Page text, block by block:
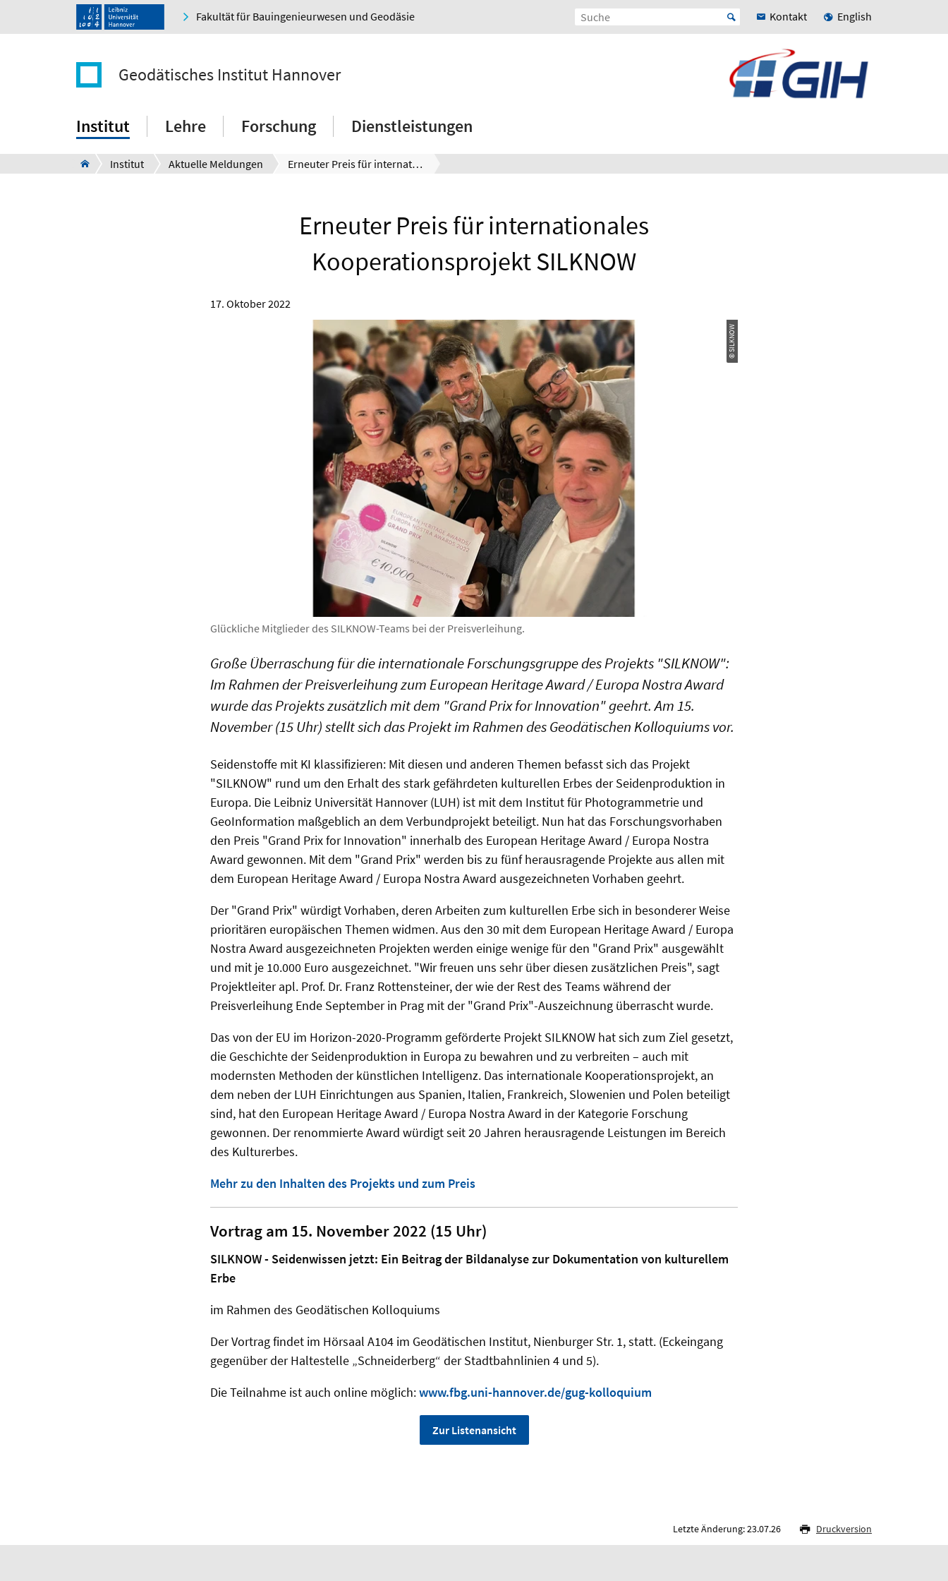
Fakultät für Bauingenieurwesen und Geodäsie Kontakt English
Geodätisches Institut Hannover
Institut Lehre Forschung Dienstleistungen
Institut Aktuelle Meldungen Erneuter Preis für internationales Kooperationsprojekt SILKNOW
Erneuter Preis für internationales
Kooperationsprojekt SILKNOW
17. Oktober 2022
© SILKNOW
Glückliche Mitglieder des SILKNOW-Teams bei der Preisverleihung.
Große Überraschung für die internationale Forschungsgruppe des Projekts "SILKNOW":
Im Rahmen der Preisverleihung zum European Heritage Award / Europa Nostra Award
wurde das Projekts zusätzlich mit dem "Grand Prix for Innovation" geehrt. Am 15.
November (15 Uhr) stellt sich das Projekt im Rahmen des Geodätischen Kolloquiums vor.
Seidenstoffe mit KI klassifizieren: Mit diesen und anderen Themen befasst sich das Projekt
"SILKNOW" rund um den Erhalt des stark gefährdeten kulturellen Erbes der Seidenproduktion in
Europa. Die Leibniz Universität Hannover (LUH) ist mit dem Institut für Photogrammetrie und
GeoInformation maßgeblich an dem Verbundprojekt beteiligt. Nun hat das Forschungsvorhaben
den Preis "Grand Prix for Innovation" innerhalb des European Heritage Award / Europa Nostra
Award gewonnen. Mit dem "Grand Prix" werden bis zu fünf herausragende Projekte aus allen mit
dem European Heritage Award / Europa Nostra Award ausgezeichneten Vorhaben geehrt.
Der "Grand Prix" würdigt Vorhaben, deren Arbeiten zum kulturellen Erbe sich in besonderer Weise
prioritären europäischen Themen widmen. Aus den 30 mit dem European Heritage Award / Europa
Nostra Award ausgezeichneten Projekten werden einige wenige für den "Grand Prix" ausgewählt
und mit je 10.000 Euro ausgezeichnet. "Wir freuen uns sehr über diesen zusätzlichen Preis", sagt
Projektleiter apl. Prof. Dr. Franz Rottensteiner, der wie der Rest des Teams während der
Preisverleihung Ende September in Prag mit der "Grand Prix"-Auszeichnung überrascht wurde.
Das von der EU im Horizon-2020-Programm geförderte Projekt SILKNOW hat sich zum Ziel gesetzt,
die Geschichte der Seidenproduktion in Europa zu bewahren und zu verbreiten – auch mit
modernsten Methoden der künstlichen Intelligenz. Das internationale Kooperationsprojekt, an
dem neben der LUH Einrichtungen aus Spanien, Italien, Frankreich, Slowenien und Polen beteiligt
sind, hat den European Heritage Award / Europa Nostra Award in der Kategorie Forschung
gewonnen. Der renommierte Award würdigt seit 20 Jahren herausragende Leistungen im Bereich
des Kulturerbes.
Mehr zu den Inhalten des Projekts und zum Preis
Vortrag am 15. November 2022 (15 Uhr)
SILKNOW - Seidenwissen jetzt: Ein Beitrag der Bildanalyse zur Dokumentation von kulturellem
Erbe
im Rahmen des Geodätischen Kolloquiums
Der Vortrag findet im Hörsaal A104 im Geodätischen Institut, Nienburger Str. 1, statt. (Eckeingang
gegenüber der Haltestelle „Schneiderberg“ der Stadtbahnlinien 4 und 5).
Die Teilnahme ist auch online möglich:www.fbg.uni-hannover.de/gug-kolloquium
Zur Listenansicht
Letzte Änderung: 23.07.26 Druckversion